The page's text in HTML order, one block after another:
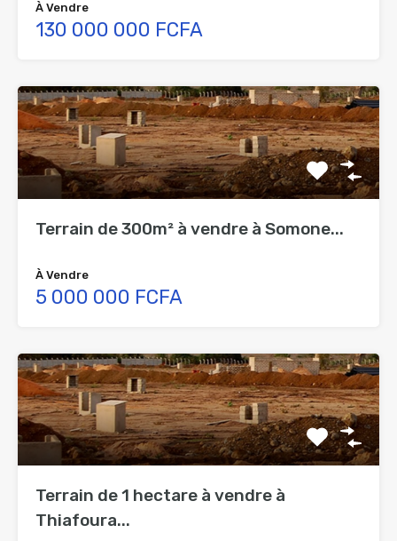
À Vendre
130 000 000 FCFA
Terrain de 300m² à vendre à Somone...
À Vendre
5 000 000 FCFA
Terrain de 1 hectare à vendre à
Thiafoura...